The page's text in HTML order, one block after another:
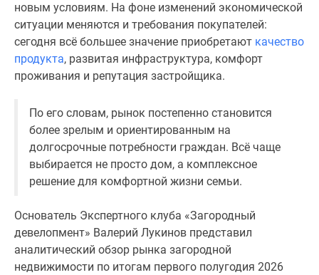
комнатные
Квартиры
карте
Ипотечный
Семейная
ипотека
Военная
ипотека
Банки
программы
Медиа
Новости
недвижимости
новым условиям. На фоне изменений экономической
ситуации меняются и требования покупателей:
сегодня всё большее значение приобретают качество
продукта, развитая инфраструктура, комфорт
проживания и репутация застройщика.
По его словам, рынок постепенно становится
более зрелым и ориентированным на
долгосрочные потребности граждан. Всё чаще
выбирается не просто дом, а комплексное
решение для комфортной жизни семьи.
Основатель Экспертного клуба «Загородный
девелопмент» Валерий Лукинов представил
аналитический обзор рынка загородной
недвижимости по итогам первого полугодия 2026